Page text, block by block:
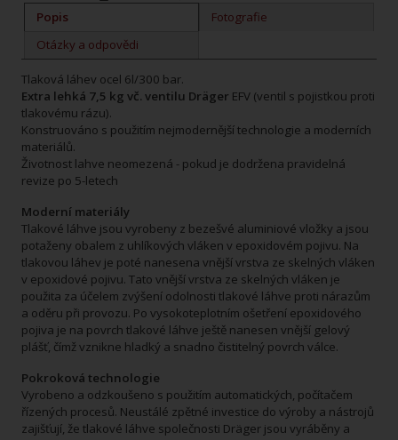
Popis
Fotografie
Otázky a odpovědi
Tlaková láhev ocel 6l/300 bar.
Extra lehká 7,5 kg vč. ventilu Dräger EFV (ventil s pojistkou proti
tlakovému rázu).
Konstruováno s použitím nejmodernější technologie a moderních
materiálů.
Životnost lahve neomezená - pokud je dodržena pravidelná
revize po 5-letech
Moderní materiály
Tlakové láhve jsou vyrobeny z bezešvé aluminiové vložky a jsou
potaženy obalem z uhlíkových vláken v epoxidovém pojivu. Na
tlakovou láhev je poté nanesena vnější vrstva ze skelných vláken
v epoxidové pojivu. Tato vnější vrstva ze skelných vláken je
použita za účelem zvýšení odolnosti tlakové láhve proti nárazům
a oděru při provozu. Po vysokoteplotním ošetření epoxidového
pojiva je na povrch tlakové láhve ještě nanesen vnější gelový
plášť, čímž vznikne hladký a snadno čistitelný povrch válce.
Pokroková technologie
Vyrobeno a odzkoušeno s použitím automatických, počítačem
řízených procesů. Neustálé zpětné investice do výroby a nástrojů
zajišťují, že tlakové láhve společnosti Dräger jsou vyráběny a